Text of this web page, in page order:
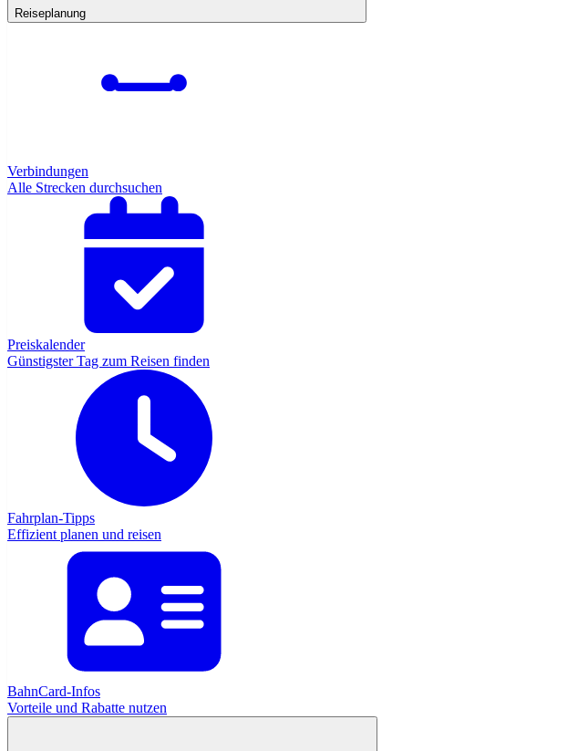
Reiseplanung
Verbindungen
Alle Strecken durchsuchen
Preiskalender
Günstigster Tag zum Reisen finden
Fahrplan-Tipps
Effizient planen und reisen
BahnCard-Infos
Vorteile und Rabatte nutzen